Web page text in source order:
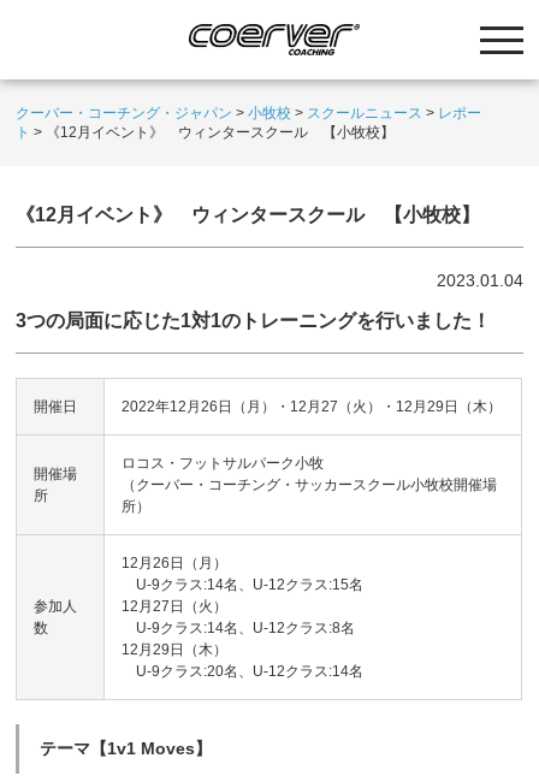
クーバー・コーチング・ジャパン >小牧校 > スクールニュース > レポー
ト > 《12月イベント》 ウィンタースクール 【小牧校】
《12月イベント》 ウィンタースクール 【小牧校】
2023.01.04
3つの局面に応じた1対1のトレーニングを行いました！
開催日 2022年12月26日（月）・12月27（火）・12月29日（木）
開催場
所
ロコス・フットサルパーク小牧
（クーバー・コーチング・サッカースクール小牧校開催場
所）
参加人
数
12月26日（月）
U-9クラス:14名、U-12クラス:15名
12月27日（火）
U-9クラス:14名、U-12クラス:8名
12月29日（木）
U-9クラス:20名、U-12クラス:14名
テーマ【1v1 Moves】